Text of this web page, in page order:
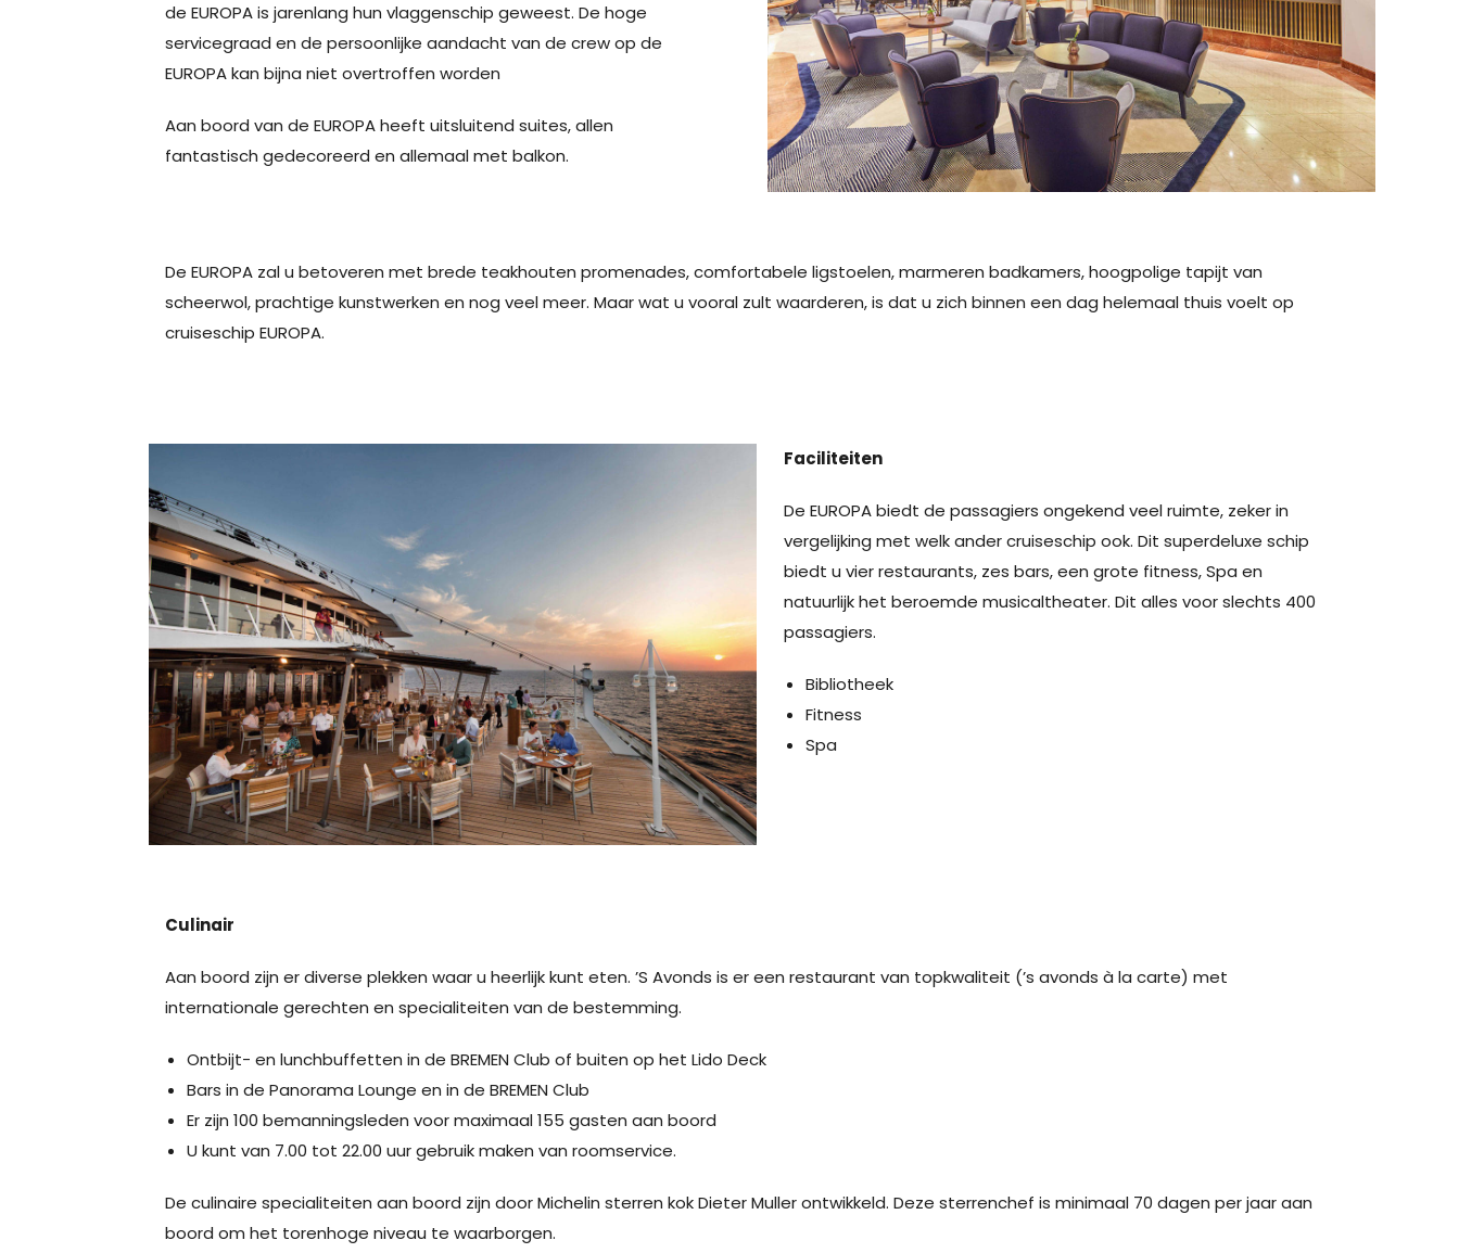
de EUROPA is jarenlang hun vlaggenschip geweest. De hoge
servicegraad en de persoonlijke aandacht van de crew op de
EUROPA kan bijna niet overtroffen worden
Aan boord van de EUROPA heeft uitsluitend suites, allen
fantastisch gedecoreerd en allemaal met balkon.
De EUROPA zal u betoveren met brede teakhouten promenades, comfortabele ligstoelen, marmeren badkamers, hoogpolige tapijt van
scheerwol, prachtige kunstwerken en nog veel meer. Maar wat u vooral zult waarderen, is dat u zich binnen een dag helemaal thuis voelt op
cruiseschip EUROPA.
Faciliteiten
De EUROPA biedt de passagiers ongekend veel ruimte, zeker in
vergelijking met welk ander cruiseschip ook. Dit superdeluxe schip
biedt u vier restaurants, zes bars, een grote fitness, Spa en
natuurlijk het beroemde musicaltheater. Dit alles voor slechts 400
passagiers.
Bibliotheek
Fitness
Spa
Culinair
Aan boord zijn er diverse plekken waar u heerlijk kunt eten. ’S Avonds is er een restaurant van topkwaliteit (’s avonds à la carte) met
internationale gerechten en specialiteiten van de bestemming.
Ontbijt- en lunchbuffetten in de BREMEN Club of buiten op het Lido Deck
Bars in de Panorama Lounge en in de BREMEN Club
Er zijn 100 bemanningsleden voor maximaal 155 gasten aan boord
U kunt van 7.00 tot 22.00 uur gebruik maken van roomservice.
De culinaire specialiteiten aan boord zijn door Michelin sterren kok Dieter Muller ontwikkeld. Deze sterrenchef is minimaal 70 dagen per jaar aan
boord om het torenhoge niveau te waarborgen.